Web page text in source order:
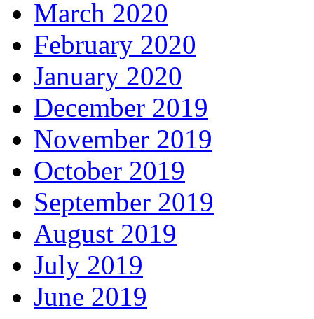
March 2020
February 2020
January 2020
December 2019
November 2019
October 2019
September 2019
August 2019
July 2019
June 2019